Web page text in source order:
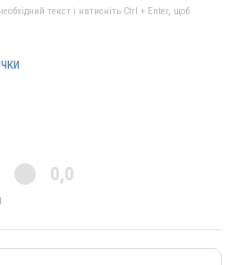
текст і натисніть Ctrl + Enter, щоб
0,0